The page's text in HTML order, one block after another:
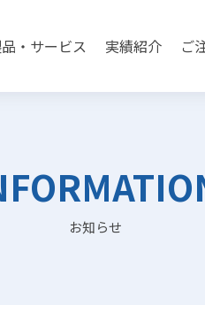
・サービス 実績紹介 ご
お知らせ